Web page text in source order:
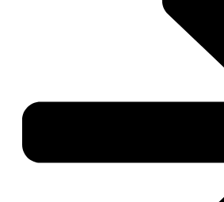
O tema da edição deste ano é “Biosoluções”e
importância das soluções e tecnologias
na promoção de práticas mais sustentáveis e
A FNA reúne agricultores, empresários e
tendências e soluções agrícolas que a nossa
Vai poder encontrar-nos no stand nº.18, à